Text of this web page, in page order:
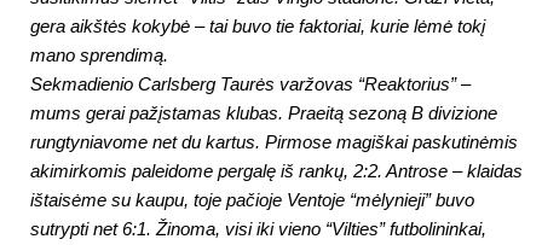
gera aikštės kokybė – tai buvo tie faktoriai, kurie lėmė tokį
mano sprendimą.
Sekmadienio Carlsberg Taurės varžovas “Reaktorius” –
mums gerai pažįstamas klubas. Praeitą sezoną B divizione
rungtyniavome net du kartus. Pirmose magiškai paskutinėmis
akimirkomis paleidome pergalę iš rankų, 2:2. Antrose – klaidas
ištaisėme su kaupu, toje pačioje Ventoje “mėlynieji” buvo
sutrypti net 6:1. Žinoma, visi iki vieno “Vilties” futbolininkai,